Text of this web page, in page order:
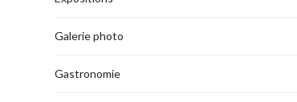
Galerie photo
Gastronomie